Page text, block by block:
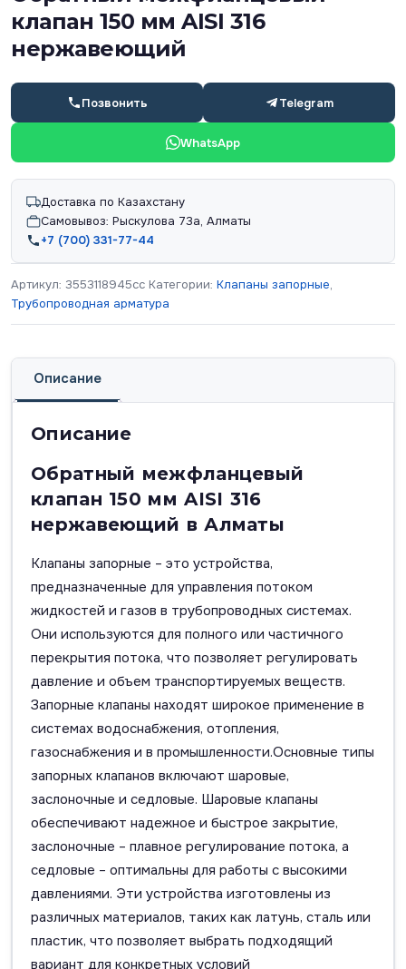
клапан 150 мм AISI 316
нержавеющий
Позвонить Telegram
WhatsApp
Доставка по Казахстану
Самовывоз: Рыскулова 73а, Алматы
+7 (700) 331-77-44
Артикул: 3553118945cc Категории: Клапаны запорные,
Трубопроводная арматура
Описание
Описание
Обратный межфланцевый
клапан 150 мм AISI 316
нержавеющий в Алматы
Клапаны запорные – это устройства,
предназначенные для управления потоком
жидкостей и газов в трубопроводных системах.
Они используются для полного или частичного
перекрытия потока, что позволяет регулировать
давление и объем транспортируемых веществ.
Запорные клапаны находят широкое применение в
системах водоснабжения, отопления,
газоснабжения и в промышленности.Основные типы
запорных клапанов включают шаровые,
заслоночные и седловые. Шаровые клапаны
обеспечивают надежное и быстрое закрытие,
заслоночные – плавное регулирование потока, а
седловые – оптимальны для работы с высокими
давлениями. Эти устройства изготовлены из
различных материалов, таких как латунь, сталь или
пластик, что позволяет выбрать подходящий
вариант для конкретных условий